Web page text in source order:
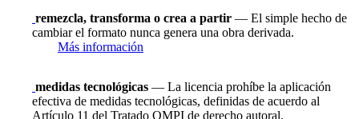
remezcla, transforma o crea a partir — El simple hecho de
cambiar el formato nunca genera una obra derivada.
Más información
medidas tecnológicas — La licencia prohíbe la aplicación
efectiva de medidas tecnológicas, definidas de acuerdo al
Artículo 11 del Tratado OMPI de derecho autoral.